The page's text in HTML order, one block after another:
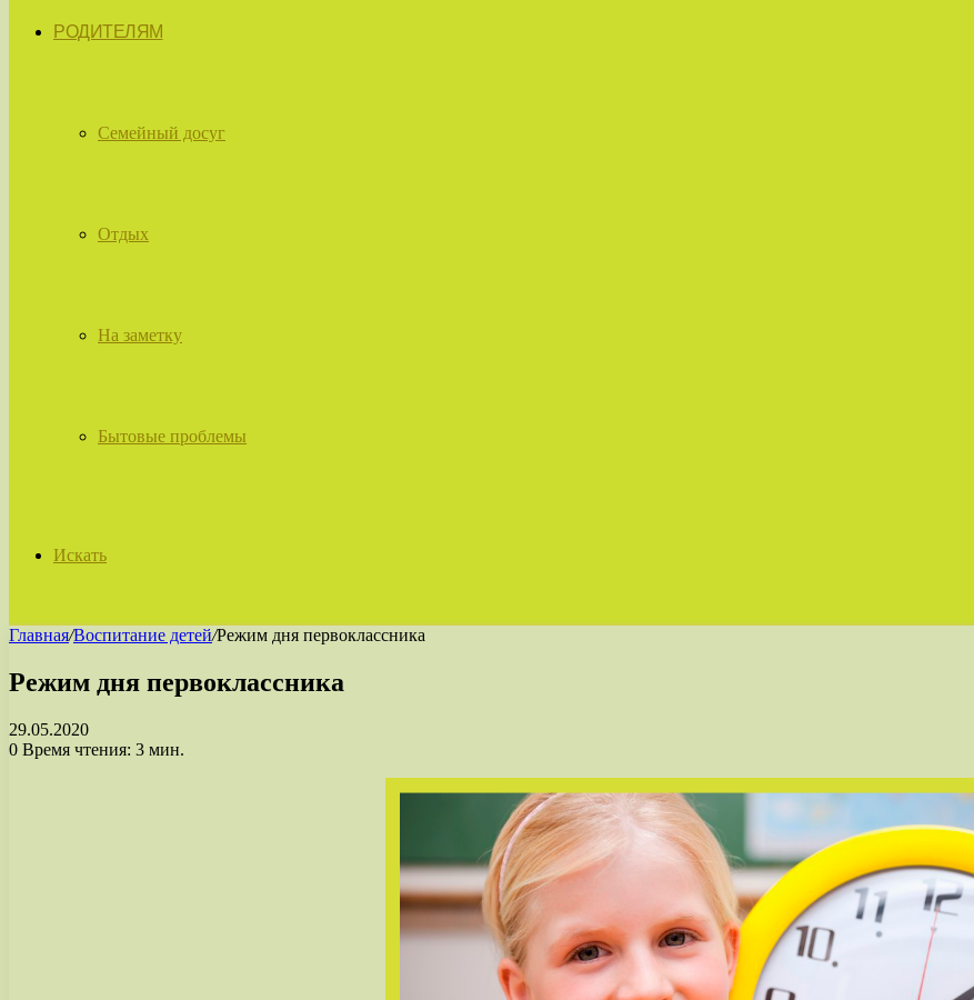
РОДИТЕЛЯМ
Семейный досуг
Отдых
На заметку
Бытовые проблемы
Искать
Главная/Воспитание детей/Режим дня первоклассника
Режим дня первоклассника
29.05.2020
0 Время чтения: 3 мин.